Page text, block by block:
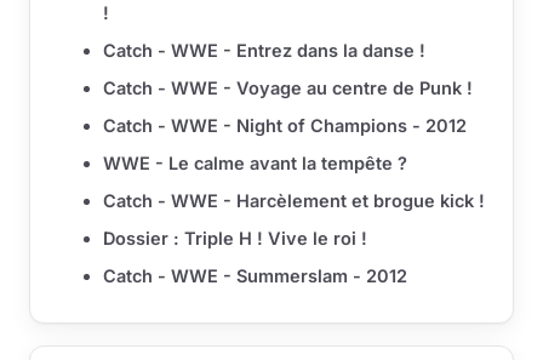
!
Catch - WWE - Entrez dans la danse !
Catch - WWE - Voyage au centre de Punk !
Catch - WWE - Night of Champions - 2012
WWE - Le calme avant la tempête ?
Catch - WWE - Harcèlement et brogue kick !
Dossier : Triple H ! Vive le roi !
Catch - WWE - Summerslam - 2012